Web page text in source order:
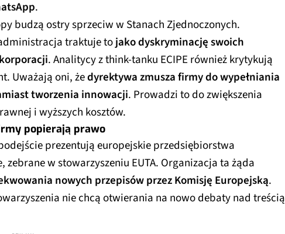
.
budzą ostry sprzeciw w Stanach Zjednoczonych.
traktuje tojako dyskryminację swoich
. Analitycy z think-tanku ECIPE również krytykują
Uważają oni, żedyrektywa zmusza firmy do wypełniania
tworzenia innowacji. Prowadzi to do zwiększenia
i wyższych kosztów.
popierają prawo
prezentują europejskie przedsiębiorstwa
zebrane w stowarzyszeniu EUTA. Organizacja ta żąda
nowych przepisów przez Komisję Europejską.
nie chcą otwierania na nowo debaty nad treścią